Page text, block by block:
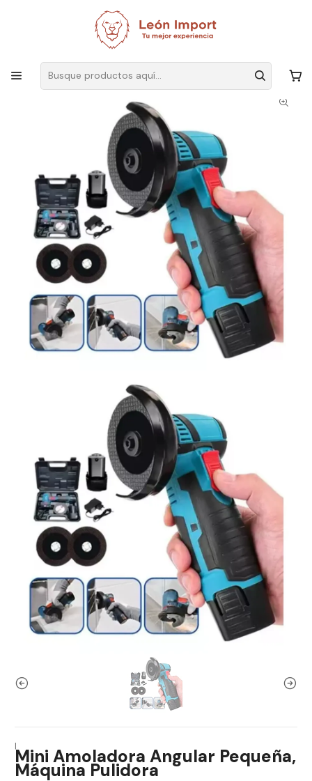
Envíos GRATIS
Herramientas Eléctricas
Mini Amoladora Angular Pequeña, Máquina Pulidora
|Mini Amoladora Angular Pequeña,
Máquina Pulidora